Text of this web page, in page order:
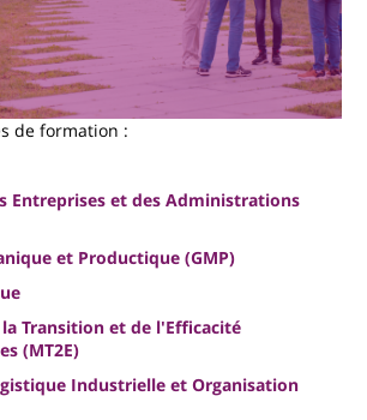
de formation :
Entreprises et des Administrations
et Productique (GMP)
Transition et de l'Efficacité
(MT2E)
Industrielle et Organisation